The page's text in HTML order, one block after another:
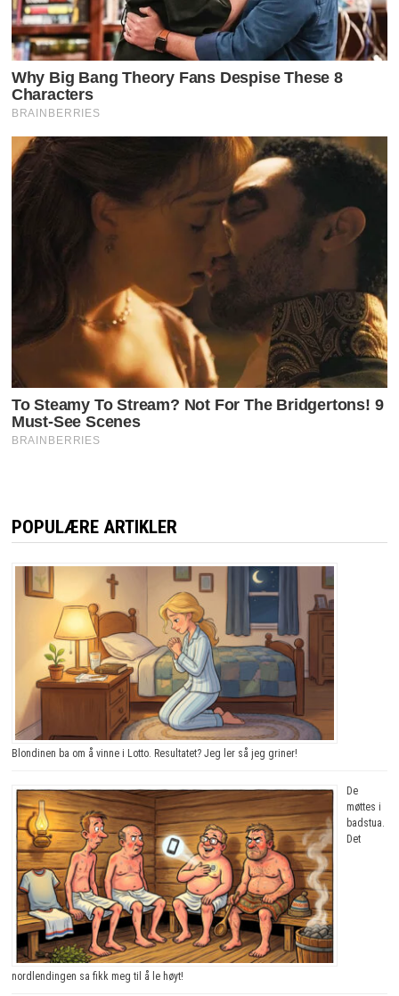
POPULÆRE ARTIKLER
Blondinen ba om å vinne i Lotto. Resultatet? Jeg ler så jeg griner!
De
møttes i
badstua.
Det
nordlendingen sa fikk meg til å le høyt!